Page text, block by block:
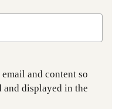
and content so
and displayed in the